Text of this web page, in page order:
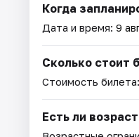
Когда
Дата и время: 9
Сколько стоит
Стоимость
Есть ли